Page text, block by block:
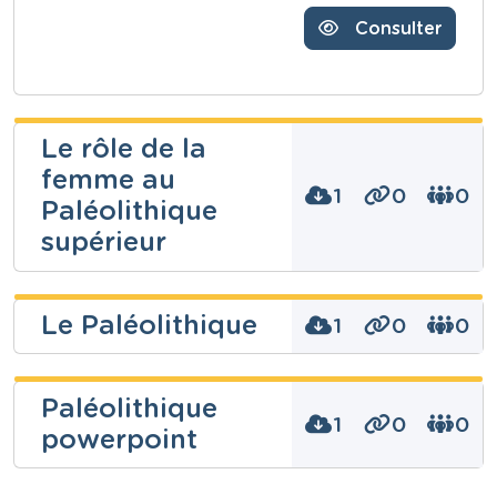
Consulter
Le rôle de la
femme au
Paléolithique
supérieur
1 0 0
Christina
Kalaboukas
Niveau
Secondaire
Histoire
Année
Le Paléolithique 1 0 0
dimitri
charlier
Niveau
Paléolithique
powerpoint
1 0 0